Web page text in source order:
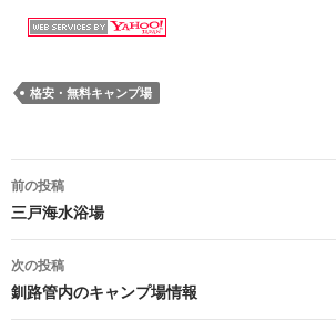
格安・無料キャンプ場
投
稿
ナ
前の投稿
三戸海水浴場
次の投稿
釧路管内のキャンプ場情報